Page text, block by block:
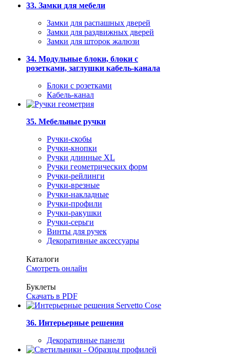
33. Замки для мебели
Замки для распашных дверей
Замки для раздвижных дверей
Замки для шторок жалюзи
34. Модульные блоки, блоки с
розетками, заглушки кабель-канала
Блоки с розетками
Кабель-канал
35. Мебельные ручки
Ручки-скобы
Ручки-кнопки
Ручки длинные XL
Ручки геометрических форм
Ручки-рейлинги
Ручки-врезные
Ручки-накладные
Ручки-профили
Ручки-ракушки
Ручки-серьги
Винты для ручек
Декоративные аксессуары
Каталоги
Смотреть онлайн
Буклеты
Скачать в PDF
36. Интерьерные решения
Декоративные панели